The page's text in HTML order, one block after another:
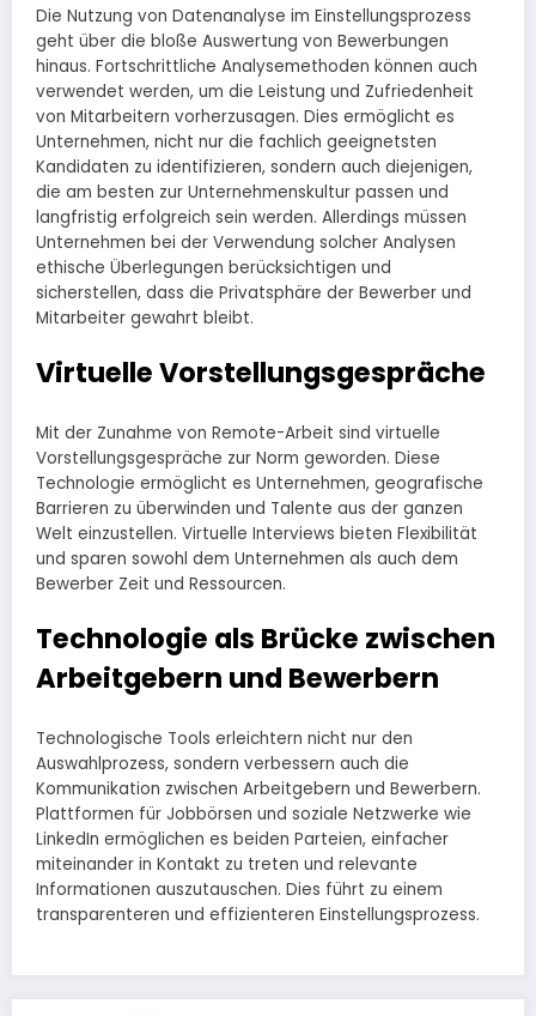
Die Nutzung von Datenanalyse im Einstellungsprozess
geht über die bloße Auswertung von Bewerbungen
hinaus. Fortschrittliche Analysemethoden können auch
verwendet werden, um die Leistung und Zufriedenheit
von Mitarbeitern vorherzusagen. Dies ermöglicht es
Unternehmen, nicht nur die fachlich geeignetsten
Kandidaten zu identifizieren, sondern auch diejenigen,
die am besten zur Unternehmenskultur passen und
langfristig erfolgreich sein werden. Allerdings müssen
Unternehmen bei der Verwendung solcher Analysen
ethische Überlegungen berücksichtigen und
sicherstellen, dass die Privatsphäre der Bewerber und
Mitarbeiter gewahrt bleibt.
Virtuelle Vorstellungsgespräche
Mit der Zunahme von Remote-Arbeit sind virtuelle
Vorstellungsgespräche zur Norm geworden. Diese
Technologie ermöglicht es Unternehmen, geografische
Barrieren zu überwinden und Talente aus der ganzen
Welt einzustellen. Virtuelle Interviews bieten Flexibilität
und sparen sowohl dem Unternehmen als auch dem
Bewerber Zeit und Ressourcen.
Technologie als Brücke zwischen
Arbeitgebern und Bewerbern
Technologische Tools erleichtern nicht nur den
Auswahlprozess, sondern verbessern auch die
Kommunikation zwischen Arbeitgebern und Bewerbern.
Plattformen für Jobbörsen und soziale Netzwerke wie
LinkedIn ermöglichen es beiden Parteien, einfacher
miteinander in Kontakt zu treten und relevante
Informationen auszutauschen. Dies führt zu einem
transparenteren und effizienteren Einstellungsprozess.